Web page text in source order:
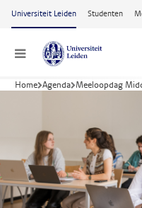
Ga naar hoofdinhoud
Universiteit Leiden Studenten
Menu
Home Agenda Meeloopdag